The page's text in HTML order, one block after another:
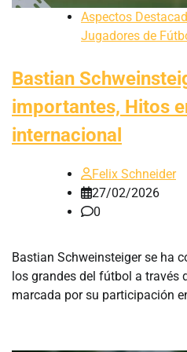
Aspectos
Jugadores de
Bastian
importantes, Hitos
internacional
Felix Schneider
27/02/2026
0
Bastian Schweinsteiger se ha
los grandes del fútbol a través
marcada por su participación